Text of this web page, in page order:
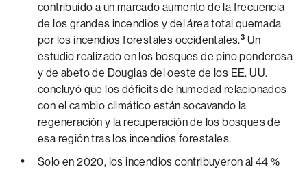
contribuido a un marcado aumento de la frecuencia
de los grandes incendios y del área total quemada
por los incendios forestales occidentales.3 Un
estudio realizado en los bosques de pino ponderosa
y de abeto de Douglas del oeste de los EE. UU.
concluyó que los déficits de humedad relacionados
con el cambio climático están socavando la
regeneración y la recuperación de los bosques de
esa región tras los incendios forestales.
Solo en 2020, los incendios contribuyeron al 44 %